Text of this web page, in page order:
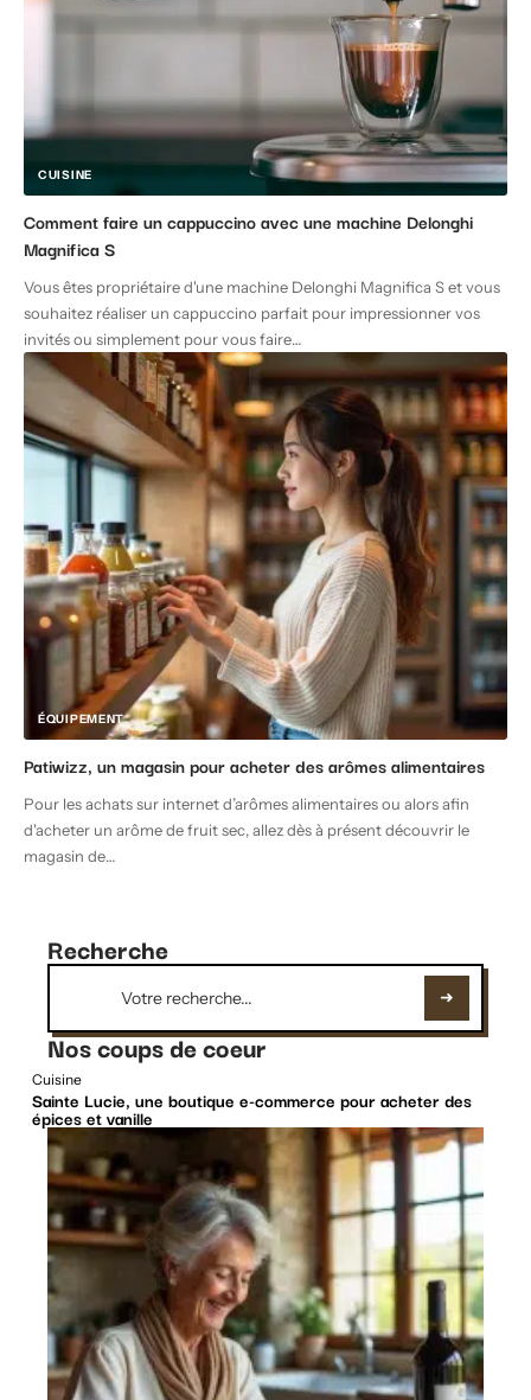
CUISINE
Comment faire un cappuccino avec une machine Delonghi
Magnifica S
Vous êtes propriétaire d'une machine Delonghi Magnifica S et vous
souhaitez réaliser un cappuccino parfait pour impressionner vos
invités ou simplement pour vous faire…
ÉQUIPEMENT
Patiwizz, un magasin pour acheter des arômes alimentaires
Pour les achats sur internet d’arômes alimentaires ou alors afin
d'acheter un arôme de fruit sec, allez dès à présent découvrir le
magasin de…
Recherche
Nos coups de coeur
Cuisine
Sainte Lucie, une boutique e-commerce pour acheter des
épices et vanille